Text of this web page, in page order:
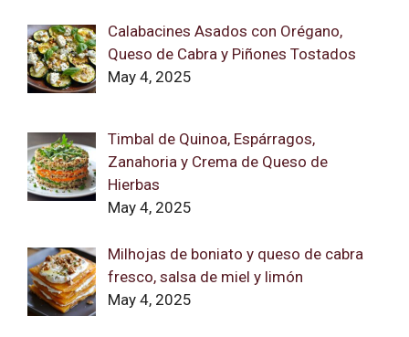
Calabacines Asados con Orégano,
Queso de Cabra y Piñones Tostados
May 4, 2025
Timbal de Quinoa, Espárragos,
Zanahoria y Crema de Queso de
Hierbas
May 4, 2025
Milhojas de boniato y queso de cabra
fresco, salsa de miel y limón
May 4, 2025